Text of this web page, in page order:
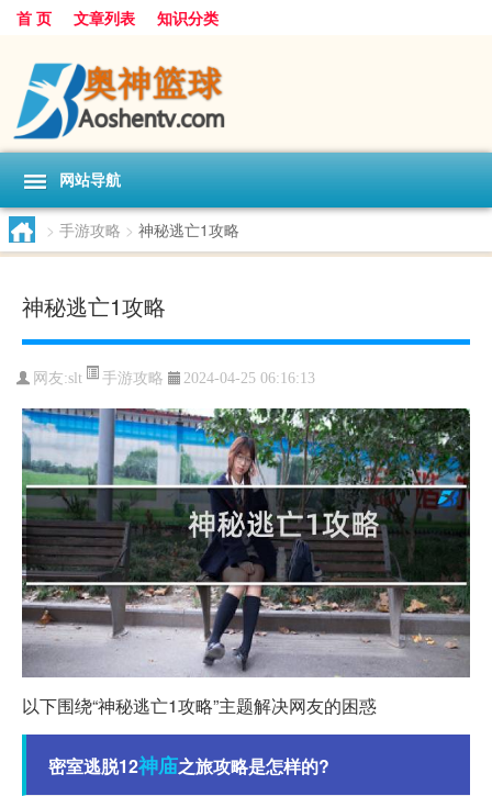
首 页 文章列表 知识分类
网站导航
> 手游攻略 > 神秘逃亡1攻略
神秘逃亡1攻略
网友:slt 手游攻略 2024-04-25 06:16:13
以下围绕“神秘逃亡1攻略”主题解决网友的困惑
密室逃脱12神庙之旅攻略是怎样的?